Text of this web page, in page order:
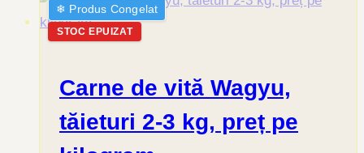
❄︎ Produs Congelat
STOC EPUIZAT
Carne de vită Wagyu,
tăieturi 2-3 kg, preț pe